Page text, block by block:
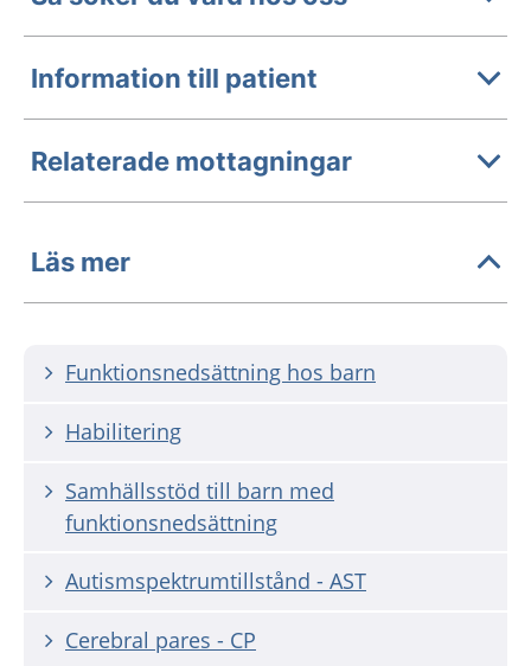
Information till patient
Relaterade mottagningar
Läs mer
Funktionsnedsättning hos barn
Habilitering
Samhällsstöd till barn med
funktionsnedsättning
Autismspektrumtillstånd - AST
Cerebral pares - CP